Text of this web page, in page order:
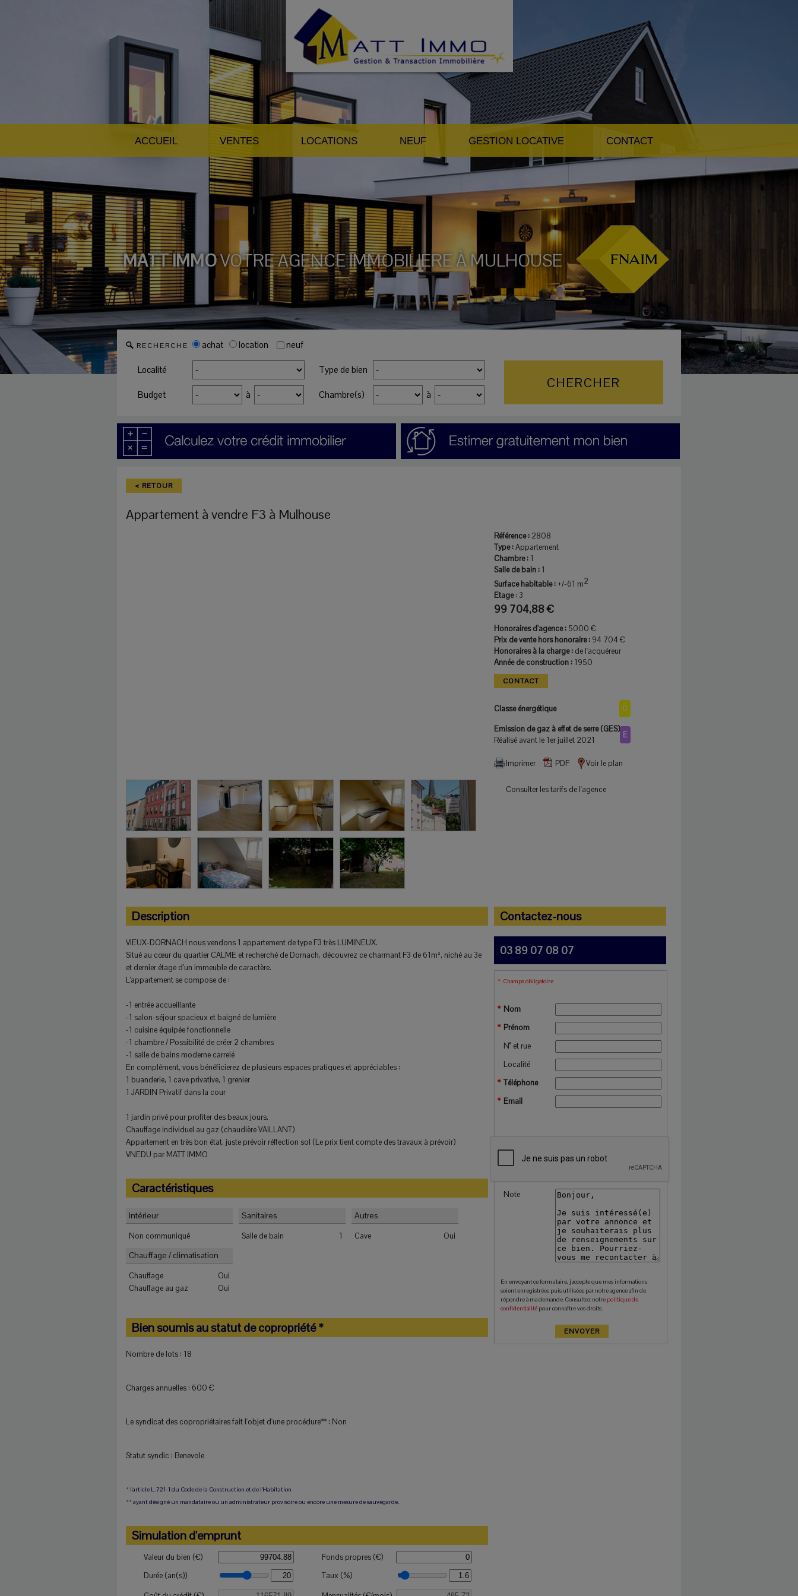
ACCUEIL VENTES LOCATIONS NEUF GESTION LOCATIVE CONTACT
MATT IMMOVOTRE AGENCE IMMOBILIERE À MULHOUSE
RECHERCHE achat location neuf
Localité Type de bien
Budget à Chambre(s) à
< RETOUR
Appartement à vendre F3 à Mulhouse
Référence : 2808
Type :Appartement
Chambre : 1
Salle de bain : 1
Surface habitable : +/-61 m2
Etage: 3
99 704,88 €
Honoraires d'agence : 5000 €
Prix de vente hors honoraire : 94 704 €
Honoraires à la charge : de l'acquéreur
Année de construction : 1950
CONTACT
Classe énergétique
D
Emission de gaz à effet de serre (GES)
Réalisé avant le 1er juillet 2021
E
Imprimer PDF Voir le plan
Consulter les tarifs de l'agence
Description
VIEUX-DORNACH nous vendons 1 appartement de type F3 très LUMINEUX.
Situé au cœur du quartier CALME et recherché de Dornach, découvrez ce charmant F3 de 61m², niché au 3e
et dernier étage d’un immeuble de caractère.
L’appartement se compose de :
-1 entrée accueillante
-1 salon-séjour spacieux et baigné de lumière
-1 cuisine équipée fonctionnelle
-1 chambre / Possibilité de créer 2 chambres
-1 salle de bains moderne carrelé
En complément, vous bénéficierez de plusieurs espaces pratiques et appréciables :
1 buanderie, 1 cave privative, 1 grenier
1 JARDIN Privatif dans la cour
1 jardin privé pour profiter des beaux jours.
Chauffage individuel au gaz (chaudière VAILLANT)
Appartement en très bon état, juste prévoir réffection sol (Le prix tient compte des travaux à prévoir)
VNEDU par MATT IMMO
Caractéristiques
Intérieur
Non communiqué
Sanitaires
Salle de bain 1
Autres
Cave Oui
Chauffage / climatisation
Chauffage
Oui
Chauffage au gaz
Oui
Bien soumis au statut de copropriété *
Nombre de lots : 18
Charges annuelles : 600 €
Le syndicat des copropriétaires fait l'objet d'une procédure** : Non
Statut syndic : Benevole
* l'article L.721-1 du Code de la Construction et de l'Habitation
** ayant désigné un mandataire ou un administrateur provisoire ou encore une mesure de sauvegarde.
Simulation d'emprunt
Valeur du bien (€)
Fonds propres (€)
Durée (an(s))
Taux (%)
Contactez-nous
03 89 07 08 07
Champs obligatoire
Nom
Prénom
N° et rue
Localité
Téléphone
Email
Note
En envoyant ce formulaire, j’accepte que mes informations
soient enregistrées puis utilisées par notre agence afin de
répondre à ma demande. Consultez notre politique de
confidentialité pour connaître vos droits.